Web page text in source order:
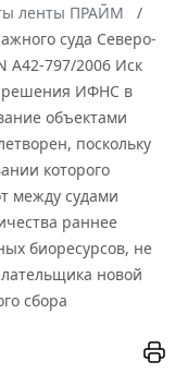
ленты ПРАЙМ
суда Северо-
А42-797/2006 Иск
решения ИФНС в
объектами
поскольку
которого
между судами
раннее
биоресурсов, не
новой
сбора